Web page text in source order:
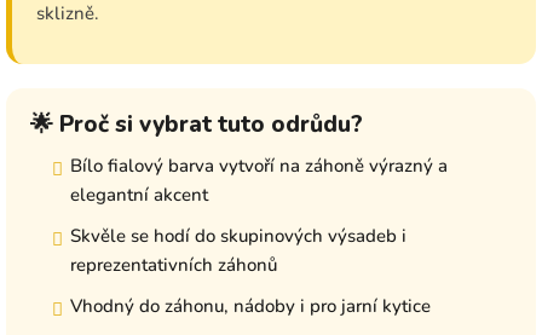
sklizně.
🌟 Proč si vybrat tuto odrůdu?
Bílo fialový barva vytvoří na záhoně výrazný a
elegantní akcent
Skvěle se hodí do skupinových výsadeb i
reprezentativních záhonů
Vhodný do záhonu, nádoby i pro jarní kytice